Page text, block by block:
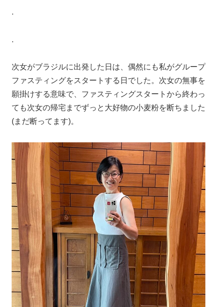
.
.
次女がブラジルに出発した日は、偶然にも私がグループ
ファスティングをスタートする日でした。次女の無事を
願掛けする意味で、ファスティングスタートから終わっ
ても次女の帰宅までずっと大好物の小麦粉を断ちました
(まだ断ってます)。